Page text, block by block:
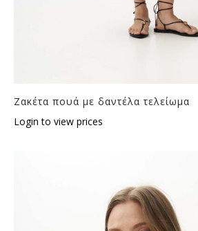
Ζακέτα πουά με δαντέλα τελείωμα
Login to view prices